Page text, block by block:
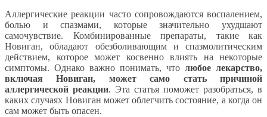
Аллергические реакции часто сопровождаются воспалением,
болью и спазмами, которые значительно ухудшают
самочувствие. Комбинированные препараты, такие как
Новиган, обладают обезболивающим и спазмолитическим
действием, которое может косвенно влиять на некоторые
симптомы. Однако важно понимать, что любое лекарство,
включая Новиган, может само стать причиной
аллергической реакции. Эта статья поможет разобраться, в
каких случаях Новиган может облегчить состояние, а когда он
сам может быть опасен.